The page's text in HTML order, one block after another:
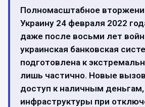
Полномасштабное
Украину 24 февраля 2022
даже после восьми лет
украинская банковская
подготовлена к
лишь частично. Новые
доступ к наличным деньгам,
инфраструктуры при